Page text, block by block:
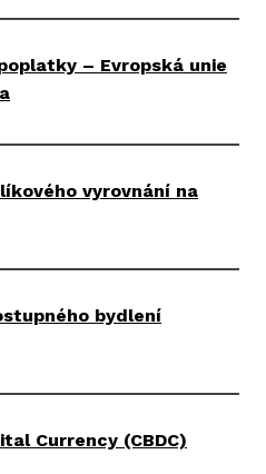
– Evropská unie
vyrovnání na
bydlení
Currency (CBDC)